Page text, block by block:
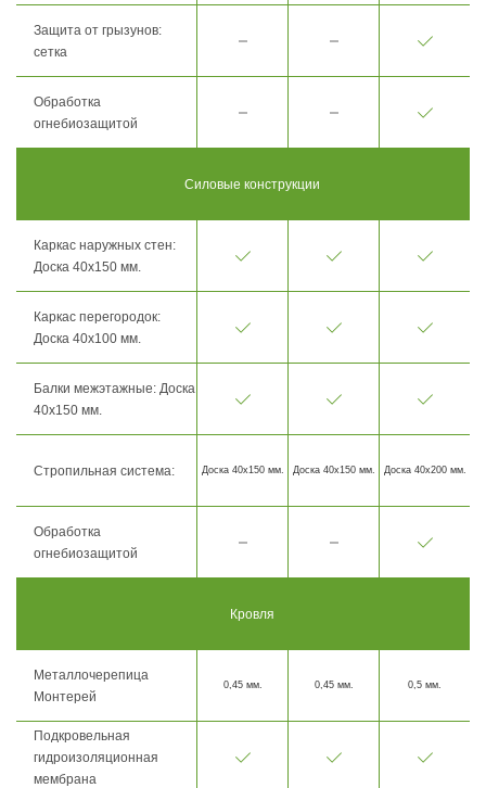
Защита от грызунов:
сетка
Обработка
огнебиозащитой
Силовые конструкции
Каркас наружных стен:
Доска 40х150 мм.
Каркас перегородок:
Доска 40х100 мм.
Балки межэтажные: Доска
40х150 мм.
Стропильная система: Доска 40х150 мм. Доска 40х150 мм. Доска 40х200 мм.
Обработка
огнебиозащитой
Кровля
Металлочерепица
Монтерей
0,45 мм. 0,45 мм. 0,5 мм.
Подкровельная
гидроизоляционная
мембрана